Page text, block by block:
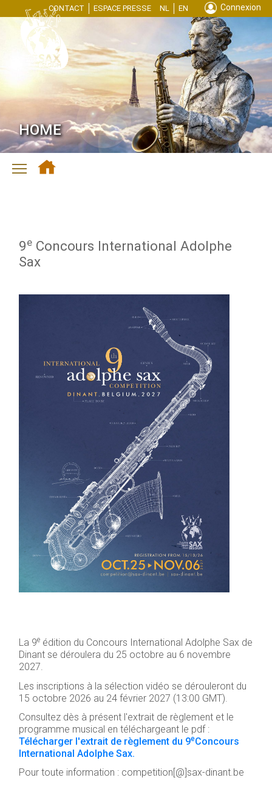
Connexion
NL EN
CONTACT ESPACE PRESSE
HOME
Toggle main menu visibility
9e Concours International Adolphe
Sax
La 9e édition du Concours International Adolphe Sax de
Dinant se déroulera du 25 octobre au 6 novembre
2027.
Les inscriptions à la sélection vidéo se dérouleront du
15 octobre 2026 au 24 février 2027 (13:00 GMT).
Consultez dès à présent l'extrait de règlement et le
programme musical en téléchargeant le pdf :
Télécharger l'extrait de règlement du 9eConcours
International Adolphe Sax.
Pour toute information : competition[@]sax-dinant.be